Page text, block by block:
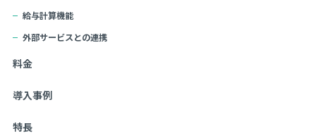
給与計算機能
外部サービスとの連携
料金
導入事例
特長